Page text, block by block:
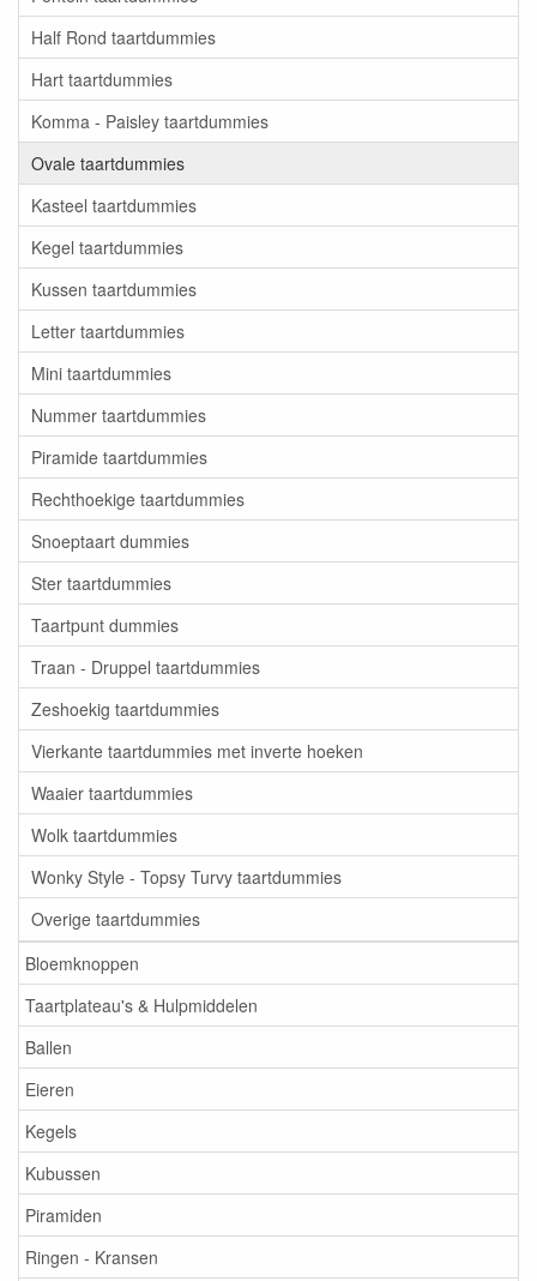
Half Rond taartdummies
Hart taartdummies
Komma - Paisley taartdummies
Ovale taartdummies
Kasteel taartdummies
Kegel taartdummies
Kussen taartdummies
Letter taartdummies
Mini taartdummies
Nummer taartdummies
Piramide taartdummies
Rechthoekige taartdummies
Snoeptaart dummies
Ster taartdummies
Taartpunt dummies
Traan - Druppel taartdummies
Zeshoekig taartdummies
Vierkante taartdummies met inverte hoeken
Waaier taartdummies
Wolk taartdummies
Wonky Style - Topsy Turvy taartdummies
Overige taartdummies
Bloemknoppen
Taartplateau's & Hulpmiddelen
Ballen
Eieren
Kegels
Kubussen
Piramiden
Ringen - Kransen